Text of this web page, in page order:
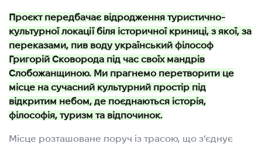
Проєкт передбачає відродження туристично-
культурної локації біля історичної криниці, з якої, за
переказами, пив воду український філософ
Григорій Сковорода під час своїх мандрів
Слобожанщиною. Ми прагнемо перетворити це
місце на сучасний культурний простір під
відкритим небом, де поєднаються історія,
філософія, туризм та відпочинок.
Місце розташоване поруч із трасою, що з’єднує